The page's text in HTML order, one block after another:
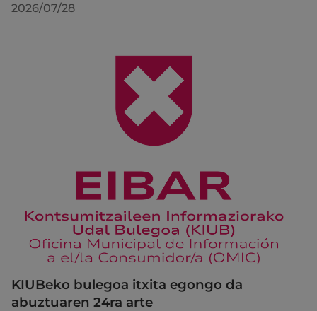
2026/07/28
KIUBeko bulegoa itxita egongo da
abuztuaren 24ra arte